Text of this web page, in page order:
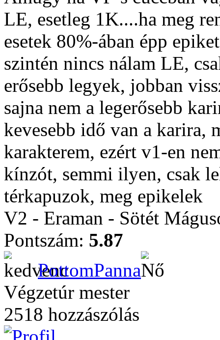
LE, esetleg 1K....ha meg
esetek 80%-ában épp
szintén nincs nálam LE,
erősebb legyek, jobban
sajna nem a legerősebb
kevesebb idő van a karira,
karakterem, ezért v1-en
kínzót, semmi ilyen, csak
térkapuzok, meg epikelek
V2 - Eraman - Sötét
Pontszám: 5.87
PottomPanna
Végzetúr mester
2518 hozzászólás